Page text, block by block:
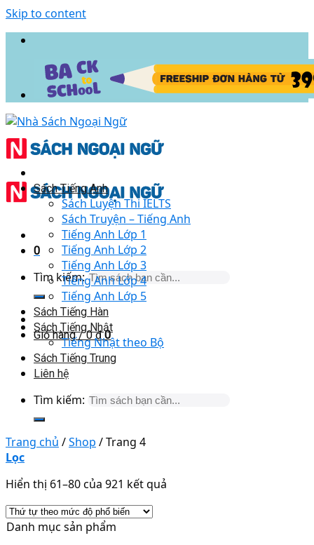
Skip to content
0
Tìm kiếm:
Giỏ hàng /0₫ 0
Sách Tiếng Anh
Sách Luyện Thi IELTS
Sách Truyện – Tiếng Anh
Tiếng Anh Lớp 1
Tiếng Anh Lớp 2
Tiếng Anh Lớp 3
Tiếng Anh Lớp 4
Tiếng Anh Lớp 5
Sách Tiếng Hàn
Sách Tiếng Nhật
Tiếng Nhật theo Bộ
Sách Tiếng Trung
Liên hệ
Tìm kiếm:
Trang chủ /Shop /Trang 4
Lọc
Hiển thị 61–80 của 921 kết quả
Danh mục sản phẩm